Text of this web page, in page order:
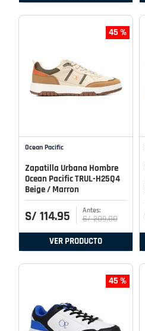
45 %
Ocean Pacific
Zapatilla Urbana Hombre
Ocean Pacific TRUL-H25Q4
Beige / Marron
S/ 114.95 S/ 209.00
VER PRODUCTO
45 %